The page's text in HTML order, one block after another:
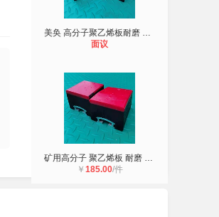
美奂 高分子聚乙烯板耐磨 缓冲条 厂
面议
矿用高分子 聚乙烯板 耐磨 缓冲条 美
￥ 185.00/件